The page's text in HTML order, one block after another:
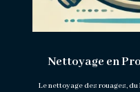
Nettoyage en
Le nettoyage des rouages,